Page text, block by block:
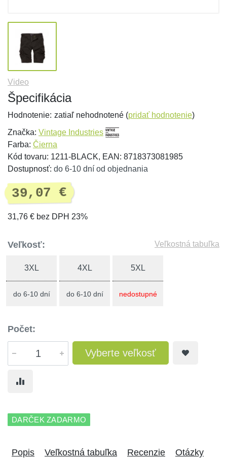
Video
Špecifikácia
Hodnotenie: zatiaľ nehodnotené (pridať hodnotenie)
Značka: Vintage Industries
Farba: Čierna
Kód tovaru: 1211-BLACK, EAN: 8718373081985
Dostupnosť: do 6-10 dní od objednania
39,07 €
31,76 € bez DPH 23%
Veľkosť: Veľkostná tabuľka
3XL
do 6-10 dní
4XL
do 6-10 dní
5XL
nedostupné
Počet:
Vyberte veľkosť
DARČEK ZADARMO
Popis Veľkostná tabuľka Recenzie Otázky